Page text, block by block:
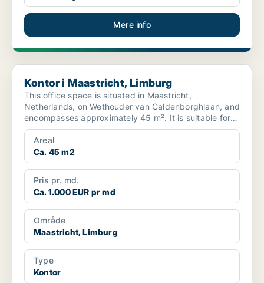
Mere info
Kontor i Maastricht, Limburg
Kontor i Maastricht, Limburg
This office space is situated in Maastricht,
Netherlands, on Wethouder van Caldenborghlaan, and
encompasses approximately 45 m². It is suitable for
various p...
Areal
Ca. 45 m2
Pris pr. md.
Ca. 1.000 EUR pr md
Område
Maastricht, Limburg
Type
Kontor